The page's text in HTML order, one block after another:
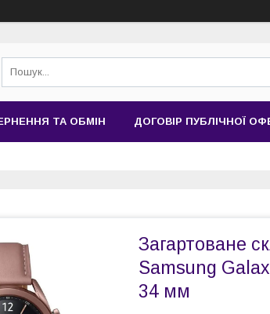
ТА ОБМІН ДОГОВІР ПУБЛІЧНОЇ
Загартоване
Samsung
34 мм